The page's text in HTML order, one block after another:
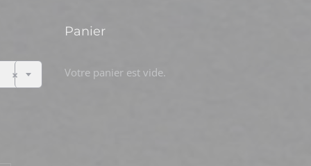
×
Panier
Votre panier est vide.